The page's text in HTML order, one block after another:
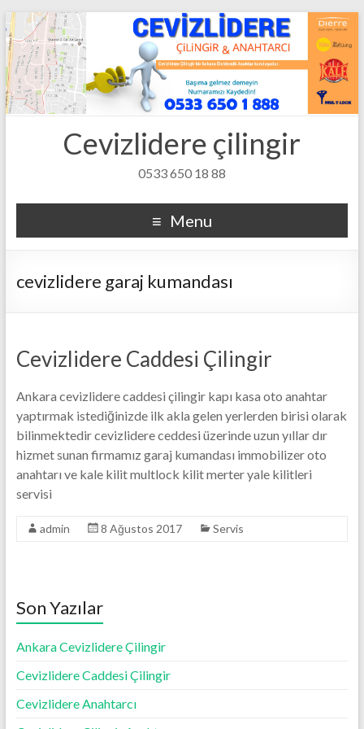
Cevizlidere çilingir
0533 650 18 88
Menu
cevizlidere garaj kumandası
Cevizlidere Caddesi Çilingir
Ankara cevizlidere caddesi çilingir kapı kasa oto anahtar
yaptırmak istediğinizde ilk akla gelen yerlerden birisi olarak
bilinmektedir cevizlidere ceddesi üzerinde uzun yıllar dır
hizmet sunan firmamız garaj kumandası immobilizer oto
anahtarı ve kale kilit multlock kilit merter yale kilitleri
servisi
admin 8 Ağustos 2017 Servis
Son Yazılar
Ankara Cevizlidere Çilingir
Cevizlidere Caddesi Çilingir
Cevizlidere Anahtarcı